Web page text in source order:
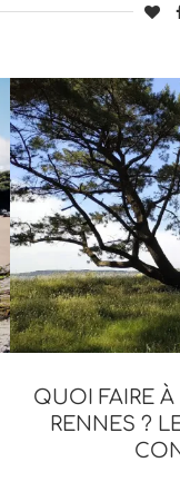
QUOI FAIRE
RENNES ?